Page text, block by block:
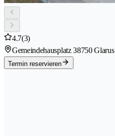
4.7(3)
Gemeindehausplatz 38750 Glarus
Termin reservieren